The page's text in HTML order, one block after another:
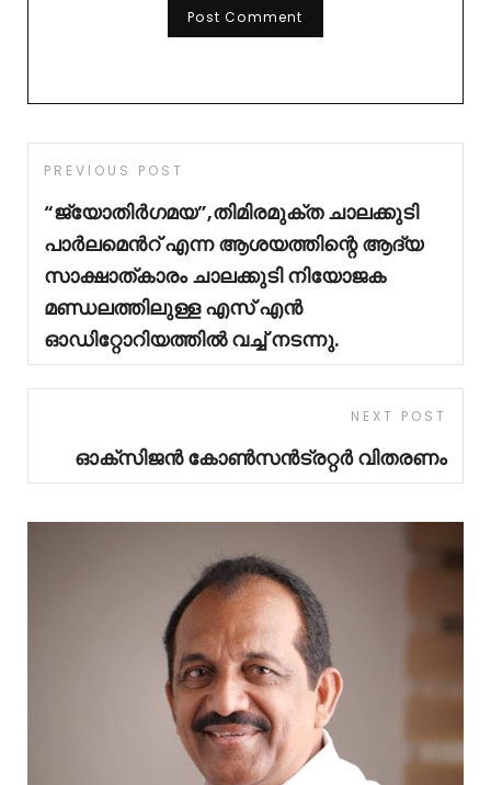
PREVIOUS POST
“ജ്യോതിർഗമയ”,തിമിരമുക്ത ചാലക്കുടി
പാർലമെൻറ് എന്ന ആശയത്തിന്റെ ആദ്യ
സാക്ഷാത്കാരം ചാലക്കുടി നിയോജക
മണ്ഡലത്തിലുള്ള എസ് എൻ
ഓഡിറ്റോറിയത്തിൽ വച്ച് നടന്നു.
NEXT POST
ഓക്സിജൻ കോൺസൻട്രറ്റർ വിതരണം